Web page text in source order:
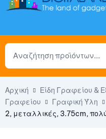
Αρχική Είδη Γραφείου &
Γραφείου
Γραφική Ύλη
2, μεταλλικές, 3.75cm,